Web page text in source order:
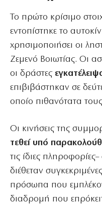
Το πρώτο κρίσιμο
εντοπίστηκε το
χρησιμοποιήσει οι
Ζεμενό Βοιωτίας. Οι
οι δράστες
επιβιβάστηκαν σε
οποίο πιθανότατα
Οι κινήσεις της
τεθεί υπό
τις ίδιες
διέθεταν
πρόσωπα που
διαδρομή που